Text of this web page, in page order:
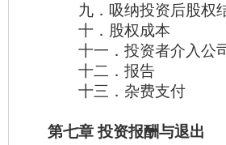
九．吸纳投资后股权
十．股权成本
十一．投资者介入公
十二．报告
十三．杂费支付
第七章 投资报酬与退出